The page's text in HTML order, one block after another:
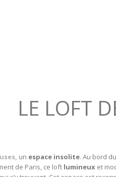
LOFT DES
, un espace insolite. Au bord
de Paris, ce loftlumineux et